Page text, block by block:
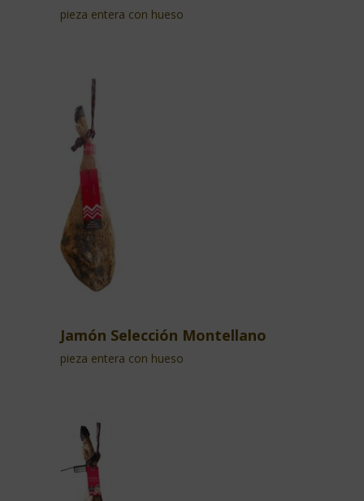
pieza entera con hueso
Jamón Selección Montellano
pieza entera con hueso